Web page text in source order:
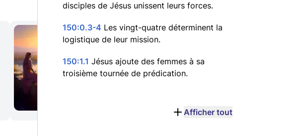
Magdala
Sur la rive occidentale de
Abner
disciples de Jésus unissent leurs forces.
150:0.3-4 Les vingt-quatre déterminent la
logistique de leur mission.
150:1.1 Jésus ajoute des femmes à sa
troisième tournée de prédication.
Afficher tout